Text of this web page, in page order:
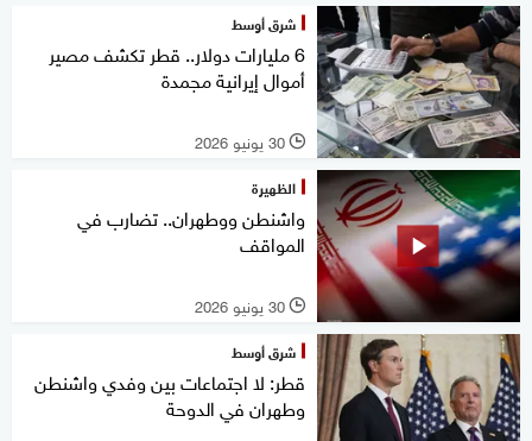
شرق أوسط
6 مليارات دولار.. قطر تكشف مصير
أموال إيرانية مجمدة
l 30 يونيو 2026
الظهيرة
واشنطن ووطهران.. تضارب في
المواقف
l 30 يونيو 2026
شرق أوسط
قطر: لا اجتماعات بين وفدي واشنطن
وطهران في الدوحة